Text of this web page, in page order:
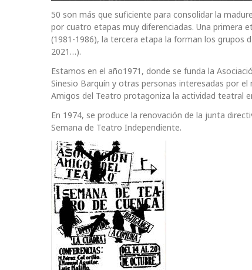
50 son más que suficiente para consolidar la
por cuatro etapas muy diferenciadas. Una primera
(1981-1986), la tercera etapa la forman los grupos
2021…).
Estamos en el año1971, donde se funda la
Sinesio Barquín y otras personas interesadas por
Amigos del Teatro protagoniza la actividad teatral
En 1974, se produce la renovación de la junta
Semana de Teatro Independiente.